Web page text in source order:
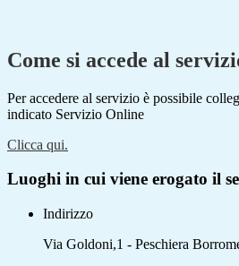
Come si accede al
Per accedere al servizio è possibile
indicato Servizio Online
Clicca qui.
Luoghi in cui viene erogato il
Indirizzo
Via Goldoni,1 - Peschiera